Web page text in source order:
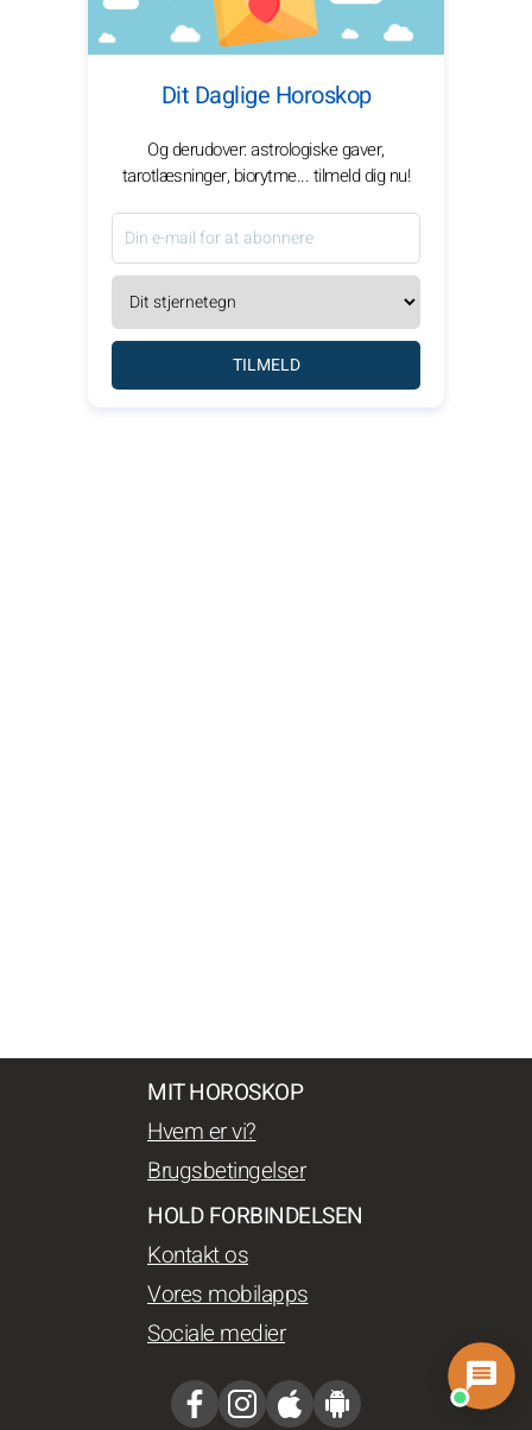
Dit Daglige Horoskop
Og derudover: astrologiske gaver,
tarotlæsninger, biorytme... tilmeld dig nu!
TILMELD
MIT HOROSKOP
Hvem er vi?
Brugsbetingelser
HOLD FORBINDELSEN
Kontakt os
Vores mobilapps
Sociale medier